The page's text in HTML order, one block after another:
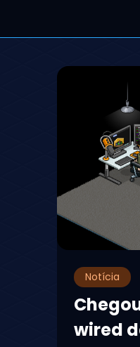
Notícia
wired